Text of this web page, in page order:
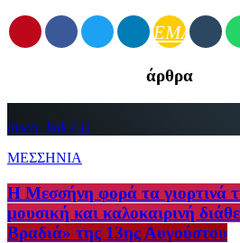
EMAIL
άρθρα
insert_link
1
ΜΕΣΣΗΝΙΑ
Η Μεσσήνη φορά τα γιορτινά
μουσική και καλοκαιρινή
Βραδιά» της 13ης Αυγούστου